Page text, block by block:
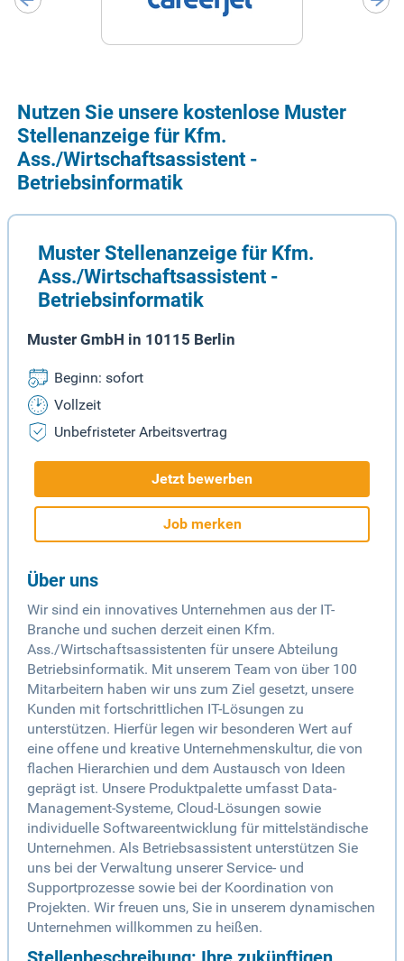
Nutzen Sie unsere kostenlose Muster
Stellenanzeige für Kfm.
Ass./Wirtschaftsassistent -
Betriebsinformatik
Muster Stellenanzeige für Kfm.
Ass./Wirtschaftsassistent -
Betriebsinformatik
Muster GmbH in 10115 Berlin
Beginn: sofort
Vollzeit
Unbefristeter Arbeitsvertrag
Jetzt bewerben
Job merken
Über uns
Wir sind ein innovatives Unternehmen aus der IT-
Branche und suchen derzeit einen Kfm.
Ass./Wirtschaftsassistenten für unsere Abteilung
Betriebsinformatik. Mit unserem Team von über 100
Mitarbeitern haben wir uns zum Ziel gesetzt, unsere
Kunden mit fortschrittlichen IT-Lösungen zu
unterstützen. Hierfür legen wir besonderen Wert auf
eine offene und kreative Unternehmenskultur, die von
flachen Hierarchien und dem Austausch von Ideen
geprägt ist. Unsere Produktpalette umfasst Data-
Management-Systeme, Cloud-Lösungen sowie
individuelle Softwareentwicklung für mittelständische
Unternehmen. Als Betriebsassistent unterstützen Sie
uns bei der Verwaltung unserer Service- und
Supportprozesse sowie bei der Koordination von
Projekten. Wir freuen uns, Sie in unserem dynamischen
Unternehmen willkommen zu heißen.